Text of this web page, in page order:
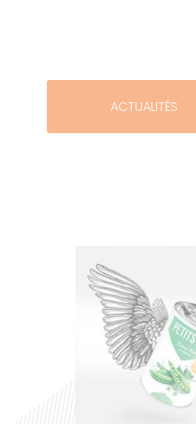
ACTUALITÉS